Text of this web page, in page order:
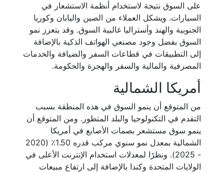
على السوق نتيجة لاستخدام أنظمة الاستشعار في
السيارات. ويشكل العملاء من الصين واليابان وكوريا
الجنوبية والهند وأستراليا غالبية السوق. وقد يتعزز نمو
السوق بفضل وجود مصنعي الهواتف الذكية بالإضافة
إلى التطبيقات في قطاعات السفر والضيافة والخدمات
المصرفية والمالية والسفر والهجرة والحكومة.
أمريكا الشمالية
من المتوقع أن ينمو السوق في هذه المنطقة بسبب
التقدم في التكنولوجيا والبلد المتطور. ومن المتوقع أن
ينمو سوق مستشعر بصمات الأصابع في أمريكا
الشمالية بمعدل نمو سنوي مركب قدره 1.50٪ (2020
- 2025). ونظرًا لمعدلات استخدام الإنترنت الأعلى في
الولايات المتحدة وكندا بالإضافة إلى ارتفاع مبيعات